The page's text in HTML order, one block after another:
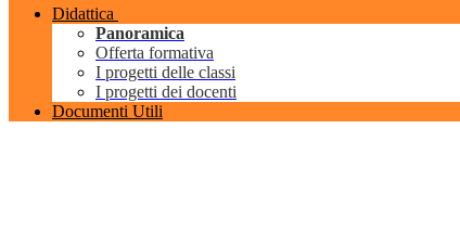
Didattica
Panoramica
Offerta formativa
I progetti delle classi
I progetti dei docenti
Documenti Utili